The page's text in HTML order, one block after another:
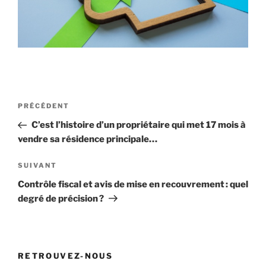
Navigation
l’article
Article
précédent
PRÉCÉDENT
C’est l’histoire d’un propriétaire qui met 17 mois à
vendre sa résidence principale…
Article
suivant
SUIVANT
Contrôle fiscal et avis de mise en recouvrement : quel
degré de précision ?
RETROUVEZ-NOUS